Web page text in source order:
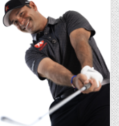
Posted in